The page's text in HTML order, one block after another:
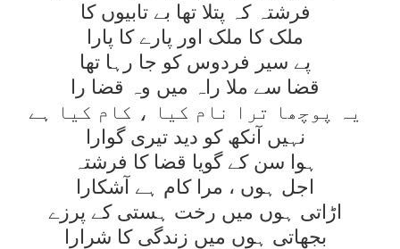
فرشتہ کہ پتلا تھا بے تابيوں کا
ملک کا ملک اور پارے کا پارا
پے سير فردوس کو جا رہا تھا
قضا سے ملا راہ ميں وہ قضا را
يہ پوچھا ترا نام کيا ، کام کيا ہے
نہيں آنکھ کو ديد تيری گوارا
ہوا سن کے گويا قضا کا فرشتہ
اجل ہوں ، مرا کام ہے آشکارا
اڑاتی ہوں ميں رخت ہستی کے پرزے
بجھاتی ہوں ميں زندگی کا شرارا